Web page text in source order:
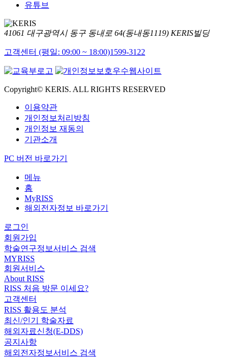
유튜브
41061 대구광역시 동구 동내로 64(동내동1119) KERIS빌딩
고객센터 (평일: 09:00 ~ 18:00)1599-3122
Copyright© KERIS. ALL RIGHTS RESERVED
이용약관
개인정보처리방침
개인정보 재동의
기관소개
PC 버전 바로가기
메뉴
홈
MyRISS
해외전자정보 바로가기
로그인
회원가입
학술연구정보서비스 검색
MYRISS
회원서비스
About RISS
RISS 처음 방문 이세요?
고객센터
RISS 활용도 분석
최신/인기 학술자료
해외자료신청(E-DDS)
공지사항
해외전자정보서비스 검색